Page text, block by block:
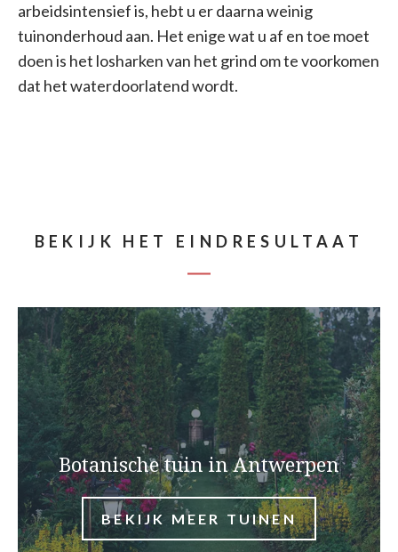
arbeidsintensief is, hebt u er daarna weinig
tuinonderhoud aan. Het enige wat u af en toe moet
doen is het losharken van het grind om te voorkomen
dat het waterdoorlatend wordt.
BEKIJK HET EINDRESULTAAT
Botanische tuin in Antwerpen
BEKIJK MEER TUINEN